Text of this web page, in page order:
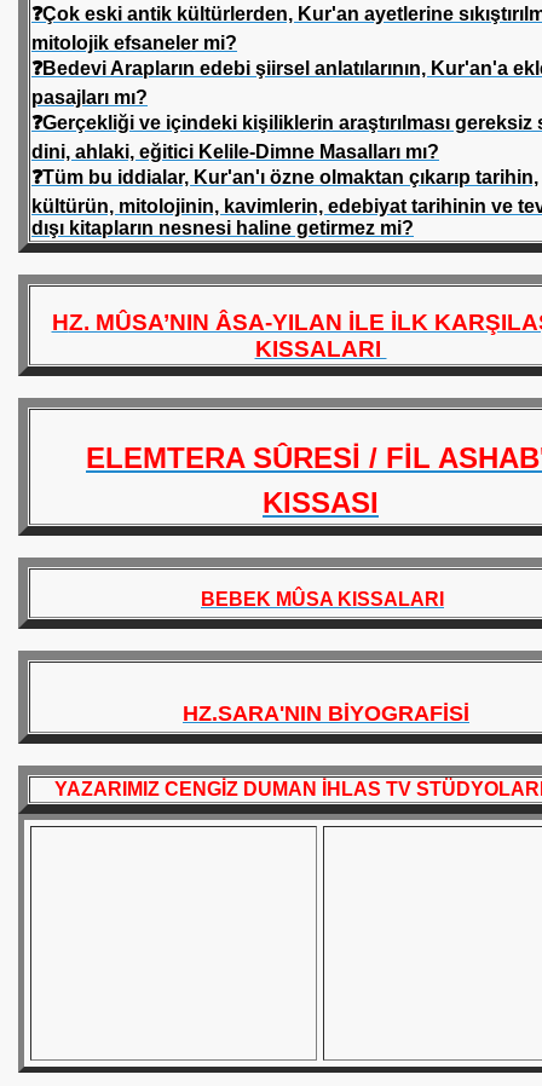
❓Çok eski antik kültürlerden, Kur'an ayetlerine
mitolojik efsaneler mi?
❓Bedevi Arapların edebi şiirsel anlatılarının, Kur'an'a
pasajları mı?
❓Gerçekliği ve içindeki kişiliklerin araştırılması gereksiz
dini, ahlaki, eğitici Kelile-Dimne Masalları mı?
❓Tüm bu iddialar, Kur'an'ı özne olmaktan çıkarıp tarihin,
kültürün, mitolojinin, kavimlerin, edebiyat tarihinin ve
dışı kitapların nesnesi haline getirmez mi?
HZ. MÛSA’NIN ÂSA-YILAN İLE İLK
KISSALARI
ELEMTERA SÛRESİ / FİL
KISSASI
BEBEK MÛSA KISSALARI
HZ.SARA'NIN BİYOGRAFİSİ
YAZARIMIZ CENGİZ DUMAN İHLAS TV